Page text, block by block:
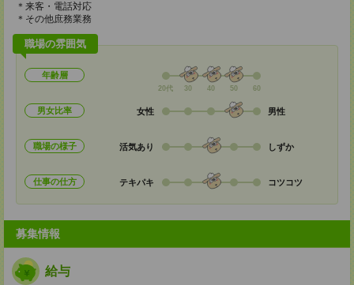
＊来客・電話対応
＊その他庶務業務
職場の雰囲気
年齢層
20代 30 40 50 60
男女比率 女性 男性
職場の様子 活気あり しずか
仕事の仕方 テキパキ コツコツ
募集情報
給与